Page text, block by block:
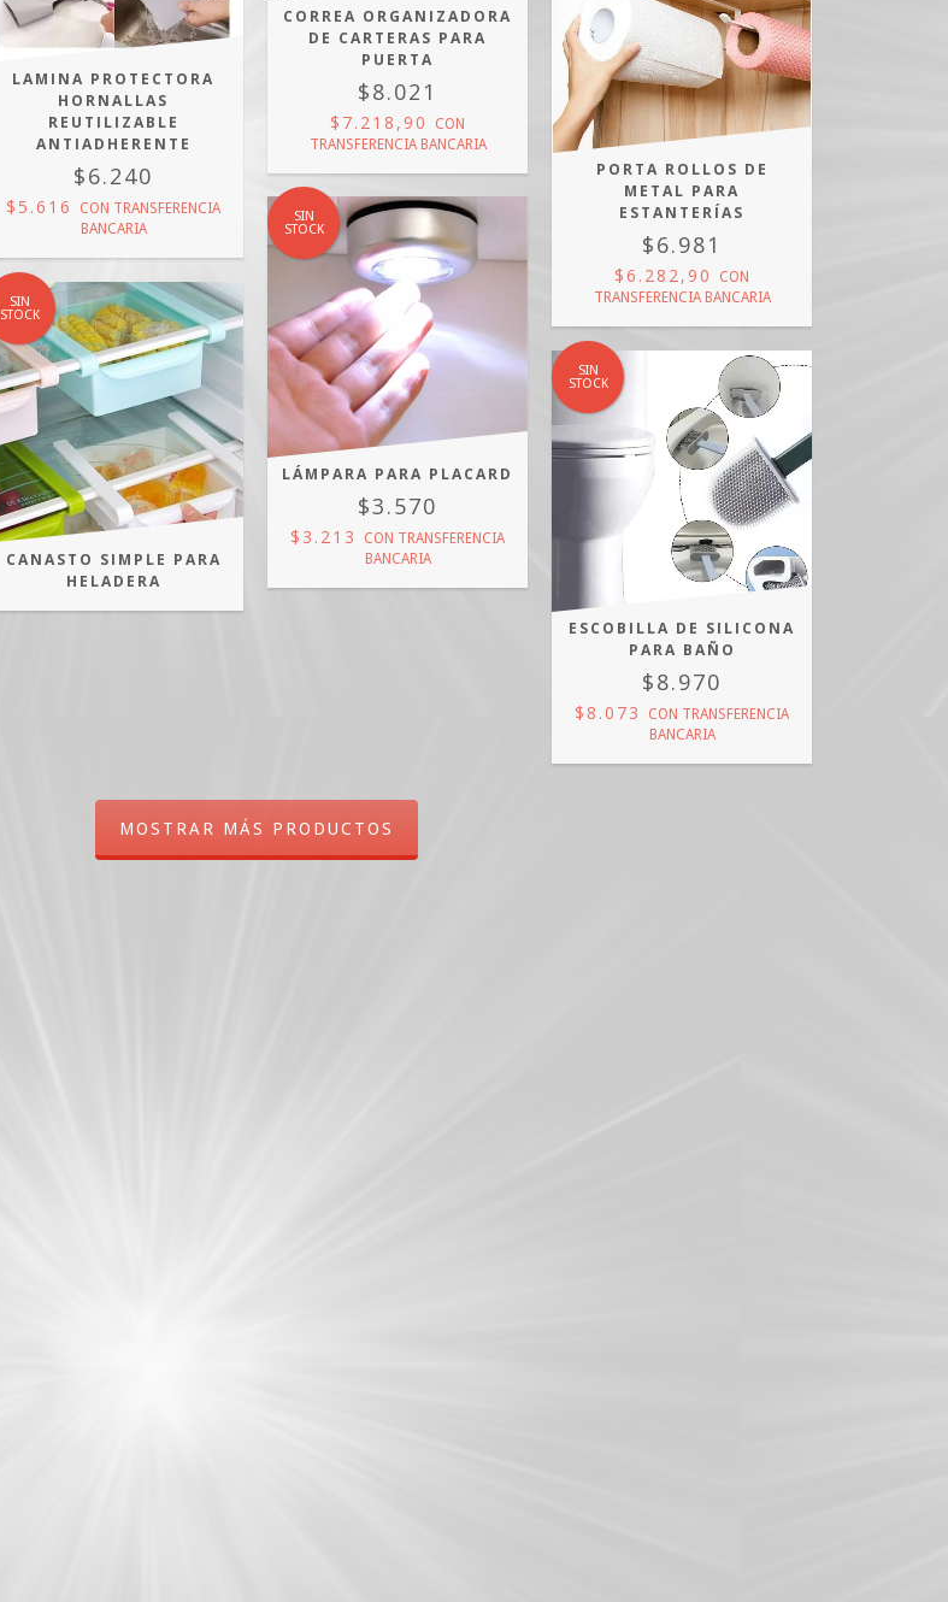
LAMINA PROTECTORA
HORNALLAS
REUTILIZABLE
ANTIADHERENTE
$6.240
$5.616 CON TRANSFERENCIA
BANCARIA
CORREA ORGANIZADORA
DE CARTERAS PARA
PUERTA
$8.021
$7.218,90
CON
TRANSFERENCIA BANCARIA
PORTA ROLLOS DE
METAL PARA
ESTANTERÍAS
$6.981
$6.282,90
CON
TRANSFERENCIA BANCARIA
SIN
STOCK
CANASTO SIMPLE PARA
HELADERA
SIN
STOCK
LÁMPARA PARA PLACARD
$3.570
$3.213 CON TRANSFERENCIA
BANCARIA
SIN
STOCK
ESCOBILLA DE SILICONA
PARA BAÑO
$8.970
$8.073 CON TRANSFERENCIA
BANCARIA
MOSTRAR MÁS PRODUCTOS